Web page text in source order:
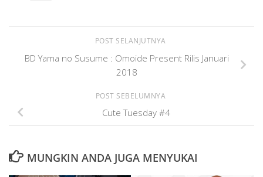
POST SELANJUTNYA
BD Yama no Susume : Omoide Present Rilis Januari
2018
POST SEBELUMNYA
Cute Tuesday #4
MUNGKIN ANDA JUGA MENYUKAI